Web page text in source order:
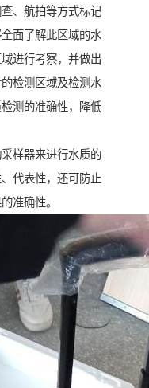
、航拍等方式标记
面了解此区域的水
进行考察，并做出
检测区域及检测水
测的准确性，降低
样器来进行水质的
代表性，还可防止
准确性。